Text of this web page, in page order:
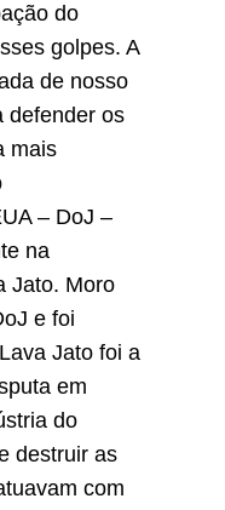
do
golpes. A
de nosso
defender os
mais
– DoJ –
na
Jato. Moro
e foi
Jato foi a
em
do
destruir as
com